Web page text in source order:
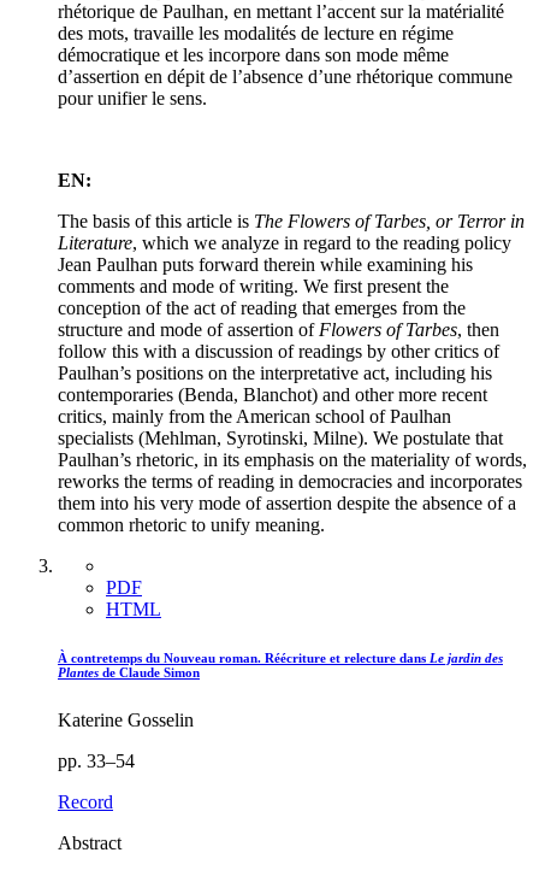
rhétorique de Paulhan, en mettant l’accent sur la matérialité
des mots, travaille les modalités de lecture en régime
démocratique et les incorpore dans son mode même
d’assertion en dépit de l’absence d’une rhétorique commune
pour unifier le sens.
EN:
The basis of this article is The Flowers of Tarbes, or Terror in
Literature, which we analyze in regard to the reading policy
Jean Paulhan puts forward therein while examining his
comments and mode of writing. We first present the
conception of the act of reading that emerges from the
structure and mode of assertion of Flowers of Tarbes, then
follow this with a discussion of readings by other critics of
Paulhan’s positions on the interpretative act, including his
contemporaries (Benda, Blanchot) and other more recent
critics, mainly from the American school of Paulhan
specialists (Mehlman, Syrotinski, Milne). We postulate that
Paulhan’s rhetoric, in its emphasis on the materiality of words,
reworks the terms of reading in democracies and incorporates
them into his very mode of assertion despite the absence of a
common rhetoric to unify meaning.
PDF
HTML
À contretemps du Nouveau roman. Réécriture et relecture dans Le jardin des
Plantes de Claude Simon
Katerine Gosselin
pp. 33–54
Record
Abstract